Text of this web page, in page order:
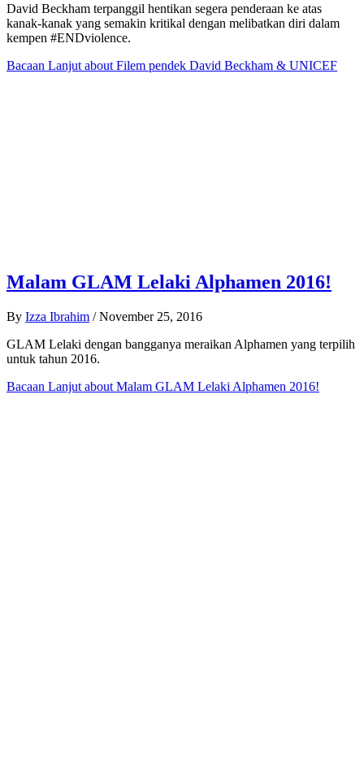
David Beckham terpanggil hentikan segera penderaan ke atas
kanak-kanak yang semakin kritikal dengan melibatkan diri dalam
kempen #ENDviolence.
Bacaan Lanjut about Filem pendek David Beckham & UNICEF
Malam GLAM Lelaki Alphamen 2016!
By Izza Ibrahim / November 25, 2016
GLAM Lelaki dengan bangganya meraikan Alphamen yang terpilih
untuk tahun 2016.
Bacaan Lanjut about Malam GLAM Lelaki Alphamen 2016!